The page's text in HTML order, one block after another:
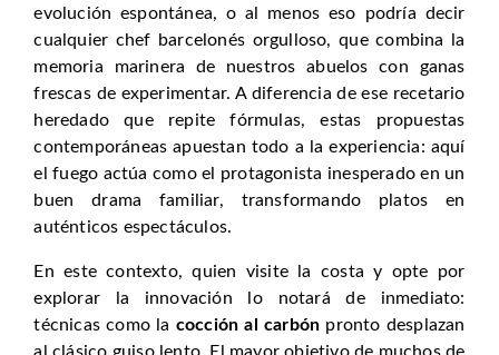
evolución espontánea, o al menos eso podría decir
cualquier chef barcelonés orgulloso, que combina la
memoria marinera de nuestros abuelos con ganas
frescas de experimentar. A diferencia de ese recetario
heredado que repite fórmulas, estas propuestas
contemporáneas apuestan todo a la experiencia: aquí
el fuego actúa como el protagonista inesperado en un
buen drama familiar, transformando platos en
auténticos espectáculos.
En este contexto, quien visite la costa y opte por
explorar la innovación lo notará de inmediato:
técnicas como la cocción al carbón pronto desplazan